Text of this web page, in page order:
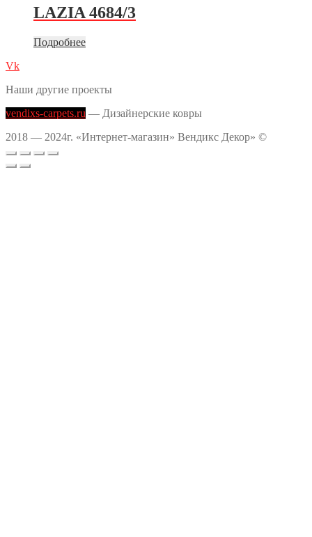
LAZIA 4684/3
Подробнее
Vk
Наши другие проекты
vendixs-carpets.ru — Дизайнерские ковры
2018 — 2024г. «Интернет-магазин» Вендикс Декор» ©